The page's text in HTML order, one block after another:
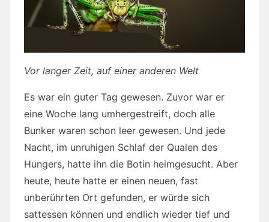
Vor langer Zeit, auf einer anderen Welt
Es war ein guter Tag gewesen. Zuvor war er
eine Woche lang umhergestreift, doch alle
Bunker waren schon leer gewesen. Und jede
Nacht, im unruhigen Schlaf der Qualen des
Hungers, hatte ihn die Botin heimgesucht. Aber
heute, heute hatte er einen neuen, fast
unberührten Ort gefunden, er würde sich
sattessen können und endlich wieder tief und